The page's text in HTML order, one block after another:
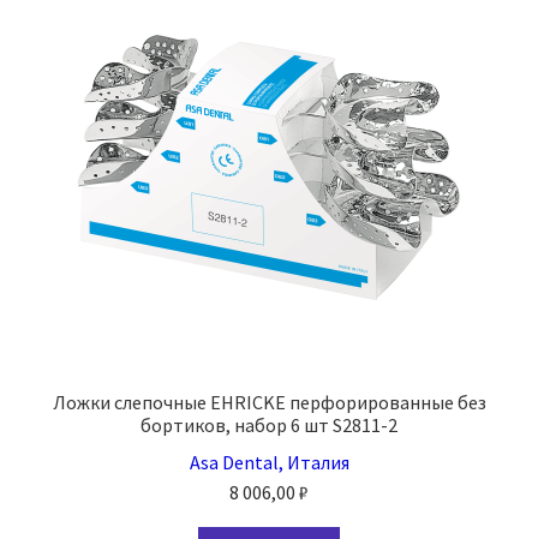
на
странице
товара.
Ложки слепочные EHRICKE перфорированные без
бортиков, набор 6 шт S2811-2
Asa Dental, Италия
8 006,00 ₽